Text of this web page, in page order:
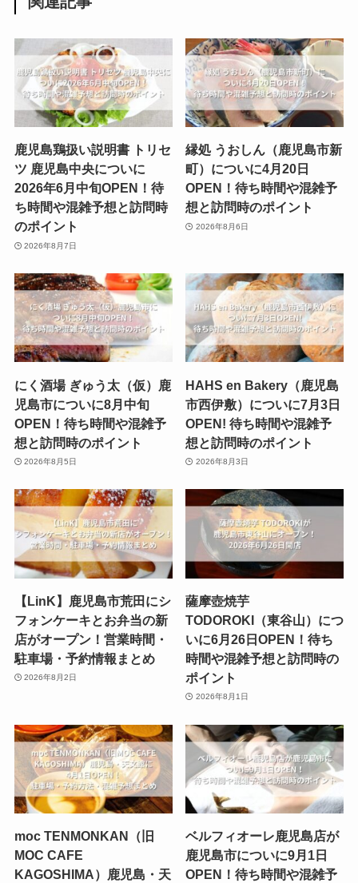
鹿児島鶏扱い説明書 トリセ
ツ 鹿児島中央についに
2026年6月中旬OPEN！待
ち時間や混雑予想と訪問時
のポイント
2026年8月7日
縁処 うおしん（鹿児島市新
町）についに4月20日
OPEN！待ち時間や混雑予
想と訪問時のポイント
2026年8月6日
にく酒場 ぎゅう太（仮）鹿
児島市についに8月中旬
OPEN！待ち時間や混雑予
想と訪問時のポイント
2026年8月5日
HAHS en Bakery（鹿児島
市西伊敷）についに7月3日
OPEN! 待ち時間や混雑予
想と訪問時のポイント
2026年8月3日
【LinK】鹿児島市荒田にシ
フォンケーキとお弁当の新
店がオープン！営業時間・
駐車場・予約情報まとめ
2026年8月2日
薩摩壺焼芋
TODOROKI（東谷山）につ
いに6月26日OPEN！待ち
時間や混雑予想と訪問時の
ポイント
2026年8月1日
moc TENMONKAN（旧
MOC CAFE
KAGOSHIMA）鹿児島・天
ベルフィオーレ鹿児島店が
鹿児島市についに9月1日
OPEN！待ち時間や混雑予